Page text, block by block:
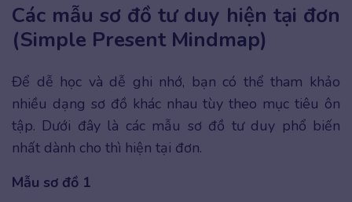
Các mẫu sơ đồ tư duy hiện tại đơn
(Simple Present Mindmap)
Để dễ học và dễ ghi nhớ, bạn có thể tham khảo
nhiều dạng sơ đồ khác nhau tùy theo mục tiêu ôn
tập. Dưới đây là các mẫu sơ đồ tư duy phổ biến
nhất dành cho thì hiện tại đơn.
Mẫu sơ đồ 1